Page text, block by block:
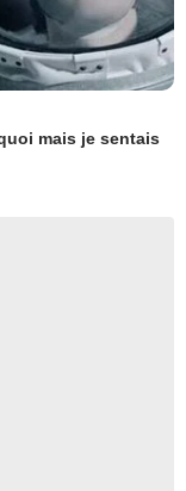
mais je sentais